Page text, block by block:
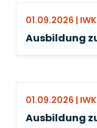
01.09.2026 | IWK
Ausbildung
01.09.2026 | IWK
Ausbildung